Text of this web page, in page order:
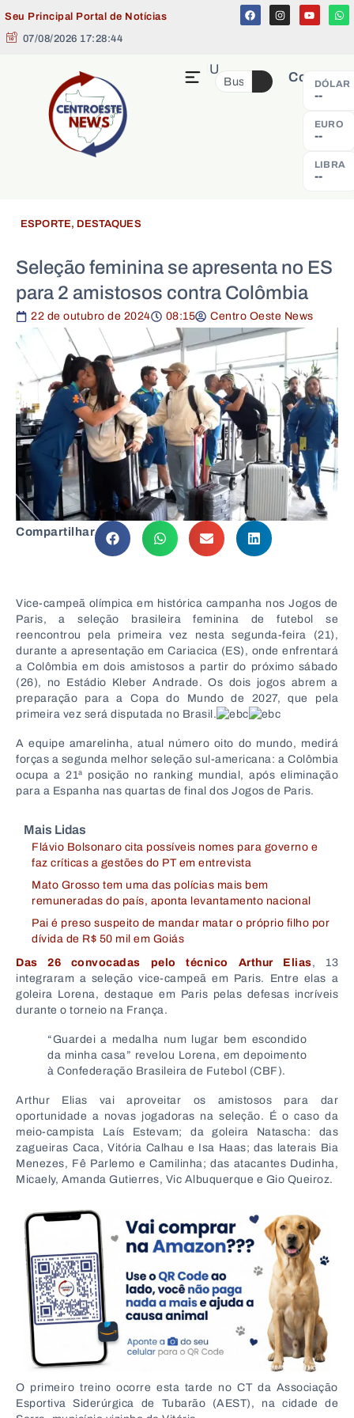
Seu Principal Portal de Notícias
07/08/2026 17:28:45
Cotação
DÓLAR
--
EURO
--
LIBRA
--
MENU
ESPORTE, DESTAQUES
Seleção feminina se apresenta no ES
para 2 amistosos contra Colômbia
22 de outubro de 2024 08:15 Centro Oeste News
Compartilhar
Vice-campeã olímpica em histórica campanha nos Jogos de
Paris, a seleção brasileira feminina de futebol se
reencontrou pela primeira vez nesta segunda-feira (21),
durante a apresentação em Cariacica (ES), onde enfrentará
a Colômbia em dois amistosos a partir do próximo sábado
(26), no Estádio Kleber Andrade. Os dois jogos abrem a
preparação para a Copa do Mundo de 2027, que pela
primeira vez será disputada no Brasil.
A equipe amarelinha, atual número oito do mundo, medirá
forças a segunda melhor seleção sul-americana: a Colômbia
ocupa a 21ª posição no ranking mundial, após eliminação
para a Espanha nas quartas de final dos Jogos de Paris.
Mais Lidas
Flávio Bolsonaro cita possíveis nomes para governo e
faz críticas a gestões do PT em entrevista
Mato Grosso tem uma das polícias mais bem
remuneradas do país, aponta levantamento nacional
Pai é preso suspeito de mandar matar o próprio filho por
dívida de R$ 50 mil em Goiás
Das 26 convocadas pelo técnico Arthur Elias, 13
integraram a seleção vice-campeã em Paris. Entre elas a
goleira Lorena, destaque em Paris pelas defesas incríveis
durante o torneio na França.
“Guardei a medalha num lugar bem escondido
da minha casa” revelou Lorena, em depoimento
à Confederação Brasileira de Futebol (CBF).
Arthur Elias vai aproveitar os amistosos para dar
oportunidade a novas jogadoras na seleção. É o caso da
meio-campista Laís Estevam; da goleira Natascha: das
zagueiras Caca, Vitória Calhau e Isa Haas; das laterais Bia
Menezes, Fê Parlemo e Camilinha; das atacantes Dudinha,
Micaely, Amanda Gutierres, Vic Albuquerque e Gio Queiroz.
O primeiro treino ocorre esta tarde no CT da Associação
Esportiva Siderúrgica de Tubarão (AEST), na cidade de